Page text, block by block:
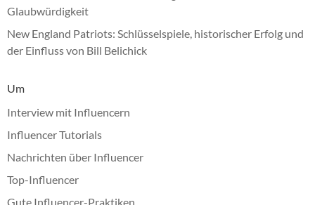
Glaubwürdigkeit
New England Patriots: Schlüsselspiele, historischer Erfolg und
der Einfluss von Bill Belichick
Um
Interview mit Influencern
Influencer Tutorials
Nachrichten über Influencer
Top-Influencer
Gute Influencer-Praktiken